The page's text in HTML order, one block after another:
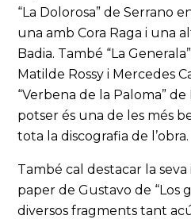
“La Dolorosa” de Serrano
una amb Cora Raga i una
Badia. També “La
Matilde Rossy i Mercedes
“Verbena de la Paloma”
potser és una de les més
tota la discografia de l’obra.
També cal destacar la
paper de Gustavo de “Los
diversos fragments tant